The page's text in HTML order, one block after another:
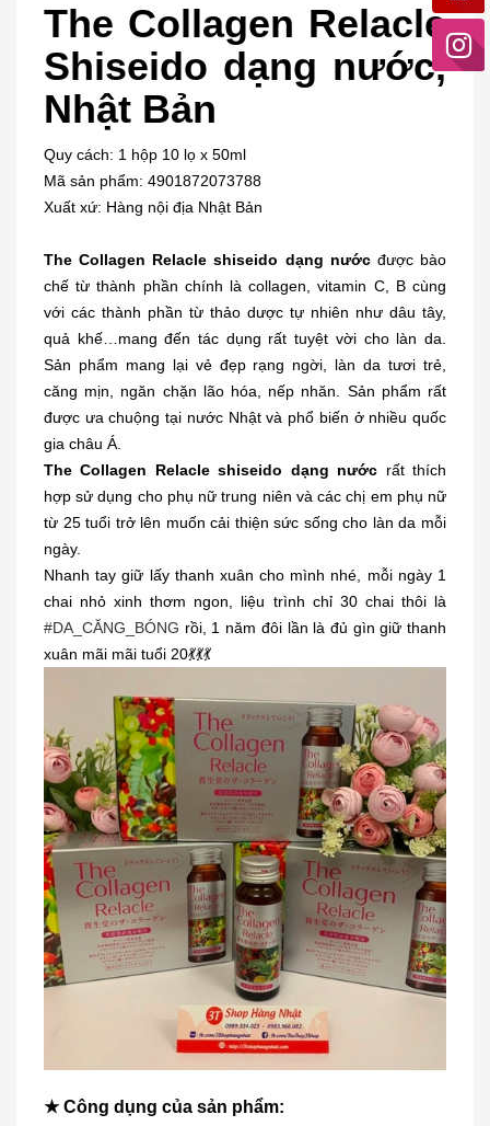
The Collagen Relacle
Shiseido dạng nước,
Nhật Bản
Quy cách: 1 hộp 10 lọ x 50ml
Mã sản phẩm: 4901872073788
Xuất xứ: Hàng nội địa Nhật Bản
The Collagen Relacle shiseido dạng nướcđược bào
chế từ thành phần chính là collagen, vitamin C, B cùng
với các thành phần từ thảo dược tự nhiên như dâu tây,
quả khế…mang đến tác dụng rất tuyệt vời cho làn da.
Sản phẩm mang lại vẻ đẹp rạng ngời, làn da tươi trẻ,
căng mịn, ngăn chặn lão hóa, nếp nhăn. Sản phẩm rất
được ưa chuộng tại nước Nhật và phổ biến ở nhiều quốc
gia châu Á.
The Collagen Relacle shiseido dạng nước rất thích
hợp sử dụng cho phụ nữ trung niên và các chị em phụ nữ
từ 25 tuổi trở lên muốn cải thiện sức sống cho làn da mỗi
ngày.
Nhanh tay giữ lấy thanh xuân cho mình nhé, mỗi ngày 1
chai nhỏ xinh thơm ngon, liệu trình chỉ 30 chai thôi là
#DA_CĂNG_BÓNG rồi, 1 năm đôi lần là đủ gìn giữ thanh
xuân mãi mãi tuổi 20💃💃💃
★ Công dụng của sản phẩm: